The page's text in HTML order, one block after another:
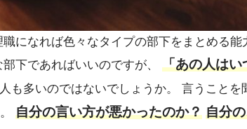
になれば色々なタイプの部下をまとめる能
下であればいいのですが、 「あの人はい
も多いのではないでしょうか。 言うことを
自分の言い方が悪かったのか？ 自分